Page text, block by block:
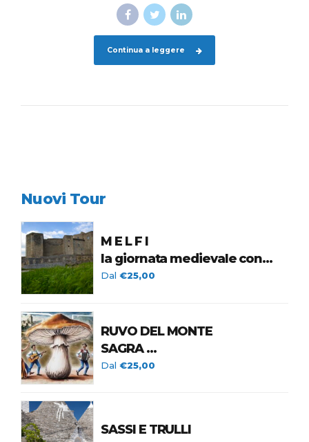
Continua a leggere
Nuovi Tour
M E L F I
la giornata medievale con
spettacolo di
Dal€25,00
RUVO DEL MONTE
SAGRA
DEL FUNGO CARDONCELLO
Dal€25,00
SASSI E TRULLI